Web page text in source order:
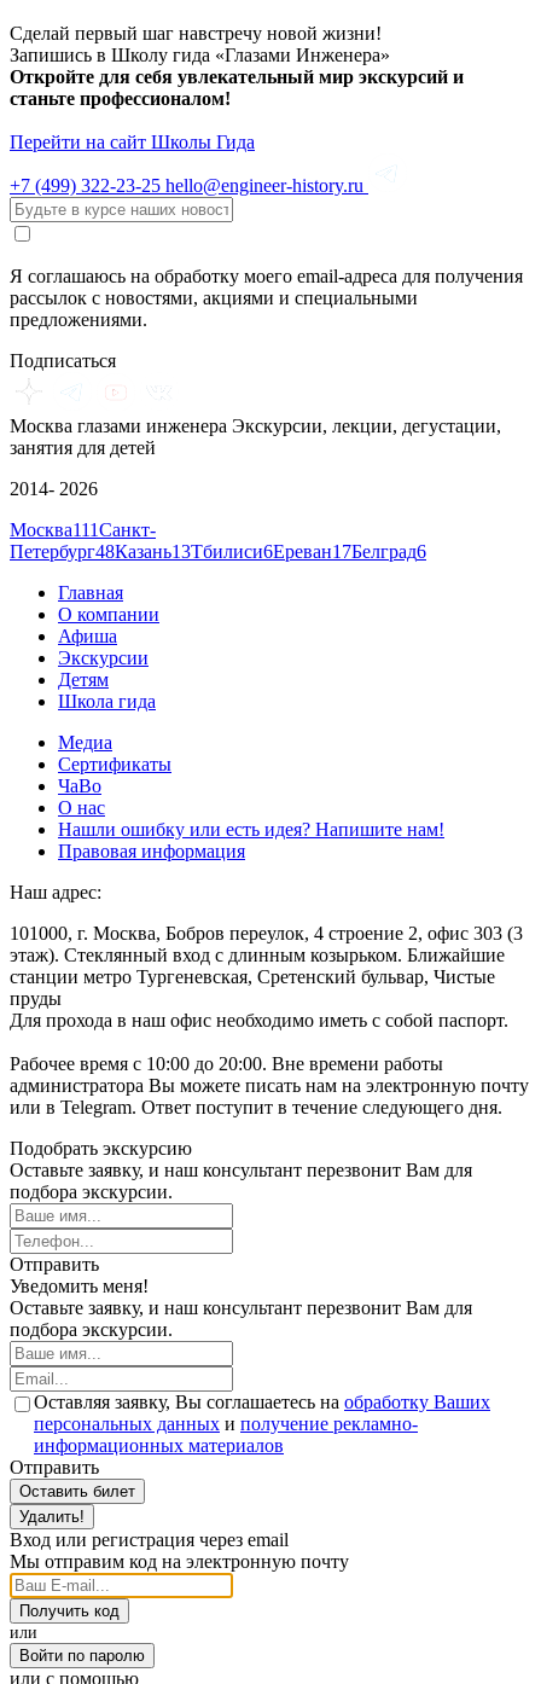
Сделай первый шаг навстречу новой жизни!
Запишись в Школу гида «Глазами Инженера»
Откройте для себя увлекательный мир экскурсий и
станьте профессионалом!
Перейти на сайт Школы Гида
+7 (499) 322-23-25 hello@engineer-history.ru
Я соглашаюсь на обработку моего email-адреса для получения
рассылок с новостями, акциями и специальными
предложениями.
Подписаться
Москва глазами инженера Экскурсии, лекции, дегустации,
занятия для детей
2014- 2026
Москва111Санкт-
Петербург48Казань13Тбилиси6Ереван17Белград6
Главная
О компании
Афиша
Экскурсии
Детям
Школа гида
Медиа
Сертификаты
ЧаВо
О нас
Нашли ошибку или есть идея? Напишите нам!
Правовая информация
Наш адрес:
101000, г. Москва, Бобров переулок, 4 строение 2, офис 303 (3
этаж). Стеклянный вход с длинным козырьком. Ближайшие
станции метро Тургеневская, Сретенский бульвар, Чистые
пруды
Для прохода в наш офис необходимо иметь с собой паспорт.
Рабочее время с 10:00 до 20:00. Вне времени работы
администратора Вы можете писать нам на электронную почту
или в Telegram. Ответ поступит в течение следующего дня.
Подобрать экскурсию
Оставьте заявку, и наш консультант перезвонит Вам для
подбора экскурсии.
Отправить
Уведомить меня!
Оставьте заявку, и наш консультант перезвонит Вам для
подбора экскурсии.
Оставляя заявку, Вы соглашаетесь на обработку Ваших
персональных данных и получение рекламно-
информационных материалов
Отправить
Оставить билет
Удалить!
Вход или регистрация через email
Мы отправим код на электронную почту
Получить код
или
Войти по паролю
или с помощью